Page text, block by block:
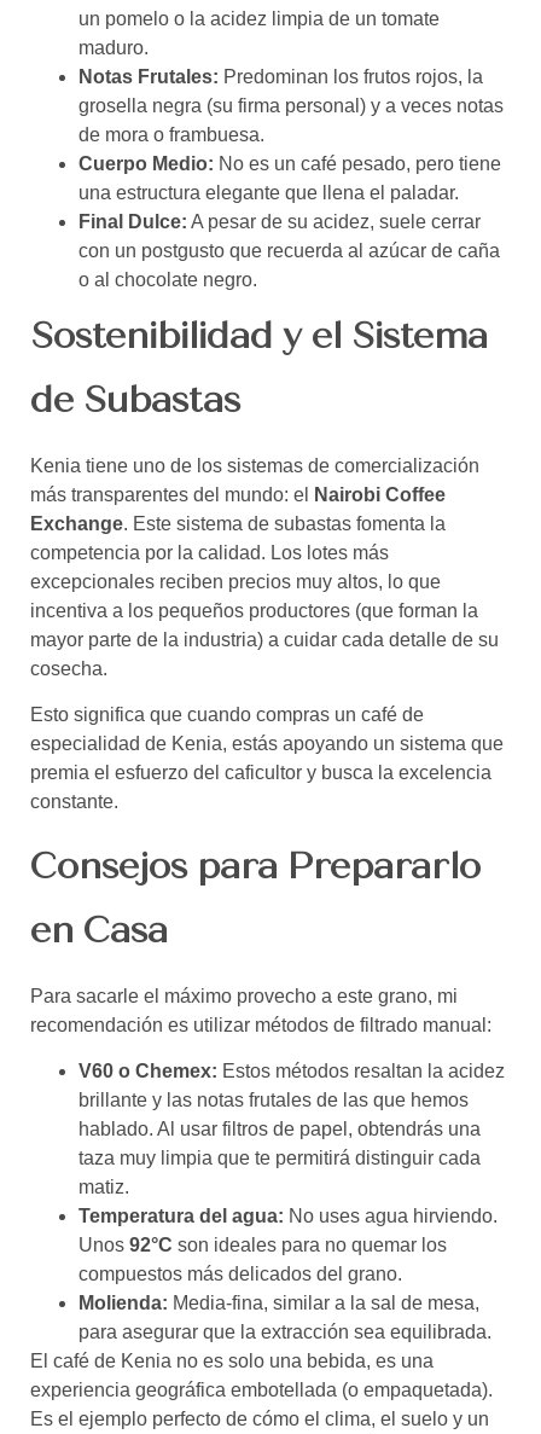
un pomelo o la acidez limpia de un tomate
maduro.
Notas Frutales: Predominan los frutos rojos, la
grosella negra (su firma personal) y a veces notas
de mora o frambuesa.
Cuerpo Medio: No es un café pesado, pero tiene
una estructura elegante que llena el paladar.
Final Dulce: A pesar de su acidez, suele cerrar
con un postgusto que recuerda al azúcar de caña
o al chocolate negro.
Sostenibilidad y el Sistema
de Subastas
Kenia tiene uno de los sistemas de comercialización
más transparentes del mundo: el
Nairobi Coffee
Exchange. Este sistema de subastas fomenta la
competencia por la calidad. Los lotes más
excepcionales reciben precios muy altos, lo que
incentiva a los pequeños productores (que forman la
mayor parte de la industria) a cuidar cada detalle de su
cosecha.
Esto significa que cuando compras un café de
especialidad de Kenia, estás apoyando un sistema que
premia el esfuerzo del caficultor y busca la excelencia
constante.
Consejos para Prepararlo
en Casa
Para sacarle el máximo provecho a este grano, mi
recomendación es utilizar métodos de filtrado manual:
V60 o Chemex: Estos métodos resaltan la acidez
brillante y las notas frutales de las que hemos
hablado. Al usar filtros de papel, obtendrás una
taza muy limpia que te permitirá distinguir cada
matiz.
Temperatura del agua: No uses agua hirviendo.
Unos 92°C son ideales para no quemar los
compuestos más delicados del grano.
Molienda: Media-fina, similar a la sal de mesa,
para asegurar que la extracción sea equilibrada.
El café de Kenia no es solo una bebida, es una
experiencia geográfica embotellada (o empaquetada).
Es el ejemplo perfecto de cómo el clima, el suelo y un